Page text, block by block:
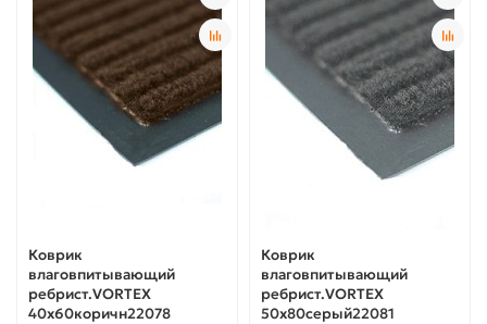
Коврик
влаговпитывающий
ребрист.VORTEX
40х60коричн22078
Коврик
влаговпитывающий
ребрист.VORTEX
50х80серый22081